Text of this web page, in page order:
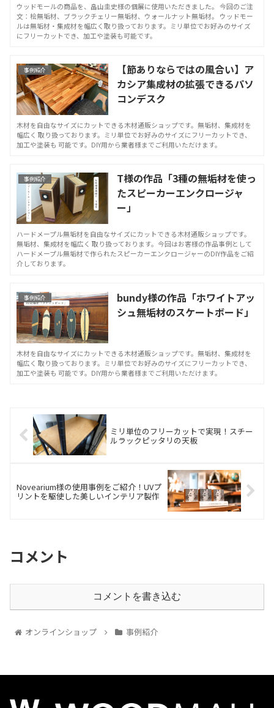
ウッドモールの商品を、畠山圭史様の個展に使用いただきました。 今回のご注
文：桧無垢材、ブラックチェリー無垢材、ウォールナット無垢材。 ウッドモー
ルは無垢材・集成材を幅広く取り扱っております。ミリ単位でお好みのサイズ
にフリーカットでき、加工や塗装も可能です。
事例紹介
【節ありならではの風合い】ア
カシア集成材の拡張できるパソ
コンデスク
木材を自由なサイズにカットできる木材通販ショップです。無垢材、集成材を
幅広く 取り扱っております。ミリ単位でお好みのサイズにフリーカットでき、
加工や塗装も 可能です。DIY用から業者様までご利用いただけます。
事例紹介
T様の作品「3種の無垢材を使っ
たスピーカーエンクロージャ
ー」
ハードメープル無垢材を自由なサイズにカットできる木材通販ショップです。
無垢材、集成材を幅広く 取り扱っております。今回はお客様の作品事例として
ハードメープル無垢材で作られたスピーカーエンクロージャーのDIY作品をご紹
介しております。
事例紹介
bundy様の作品「ホワイトアッ
シュ無垢材のスケートボード」
木材を自由なサイズにカットできる木材通販ショップです。無垢材、集成材を
幅広く 取り扱っております。ミリ単位でお好みのサイズにフリーカットでき、
加工や塗装も 可能です。DIY用から業者様までご利用いただけます。
ミリ単位のフリーカットで実現！スチー
ルラックピッタリの天板
Novearium様の使用事例をご紹介！UVプ
リントを駆使した美しいインテリア製作
コメント
コメントを書き込む
オンラインショップ 事例紹介